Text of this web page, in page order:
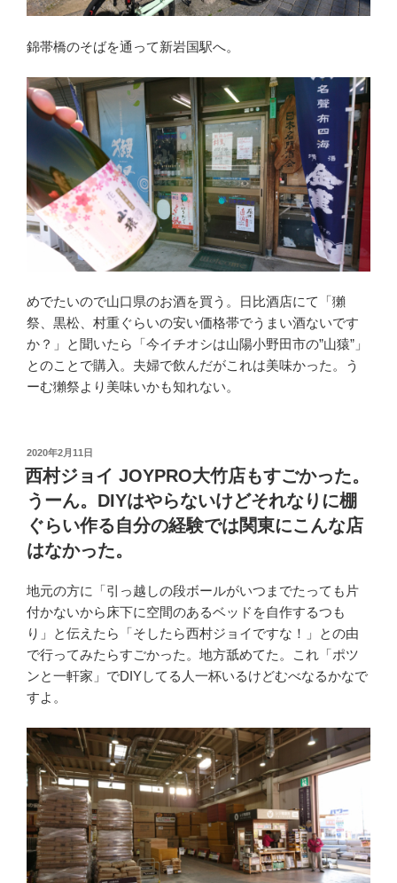
錦帯橋のそばを通って新岩国駅へ。
めでたいので山口県のお酒を買う。日比酒店にて「獺
祭、黒松、村重ぐらいの安い価格帯でうまい酒ないです
か？」と聞いたら「今イチオシは山陽小野田市の”山猿”」
とのことで購入。夫婦で飲んだがこれは美味かった。う
ーむ獺祭より美味いかも知れない。
投
稿
日:
2020年2月11日
西村ジョイ JOYPRO大竹店もすごかった。
うーん。DIYはやらないけどそれなりに棚
ぐらい作る自分の経験では関東にこんな店
はなかった。
地元の方に「引っ越しの段ボールがいつまでたっても片
付かないから床下に空間のあるベッドを自作するつも
り」と伝えたら「そしたら西村ジョイですな！」との由
で行ってみたらすごかった。地方舐めてた。これ「ポツ
ンと一軒家」でDIYしてる人一杯いるけどむべなるかなで
すよ。